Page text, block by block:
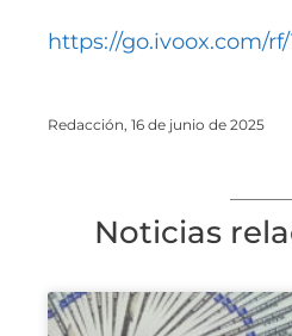
https://go.ivoox.com/
Redacción, 16 de junio de 2025
Noticias